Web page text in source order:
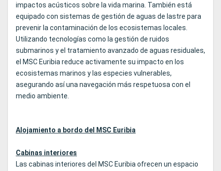
impactos acústicos sobre la vida marina. También está
equipado con sistemas de gestión de aguas de lastre para
prevenir la contaminación de los ecosistemas locales.
Utilizando tecnologías como la gestión de ruidos
submarinos y el tratamiento avanzado de aguas residuales,
el MSC Euribia reduce activamente su impacto en los
ecosistemas marinos y las especies vulnerables,
asegurando así una navegación más respetuosa con el
medio ambiente.
Alojamiento a bordo del MSC Euribia
Cabinas interiores
Las cabinas interiores del MSC Euribia ofrecen un espacio